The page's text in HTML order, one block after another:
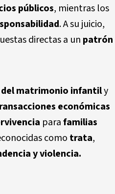
públicos, mientras los
. A su juicio,
directas a un patrón
matrimonio infantily
económicas
parafamilias
como trata,
y violencia.